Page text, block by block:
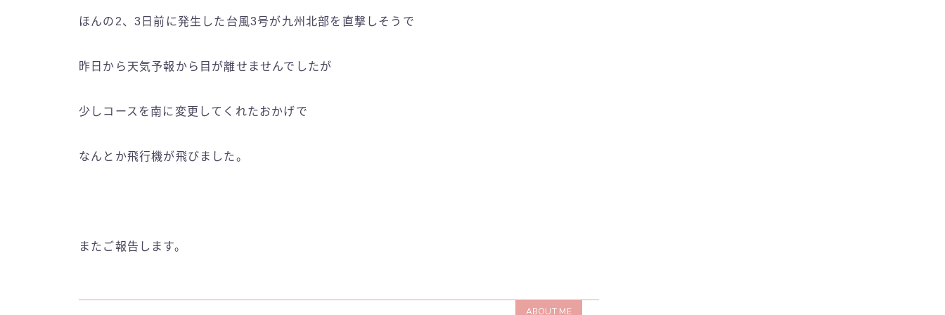
ほんの2、3日前に発生した台風3号が九州北部を直撃しそうで
昨日から天気予報から目が離せませんでしたが
少しコースを南に変更してくれたおかげで
なんとか飛行機が飛びました。
またご報告します。
ABOUT ME